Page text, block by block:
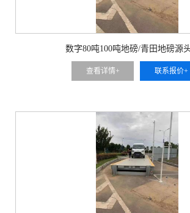
数字80吨100吨地磅/青田地磅源
查看详情+ 联系报价+